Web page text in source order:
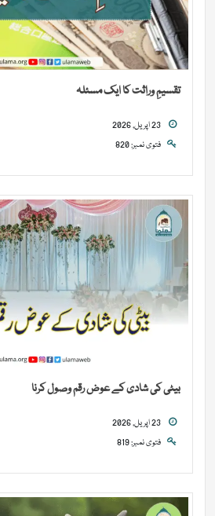
تقسیمِ وراثت کا ایک مسئلہ
فتوی نمبر: 820
بیٹی کی شادی کے عوض رقم وصول کرنا
فتوی نمبر: 819